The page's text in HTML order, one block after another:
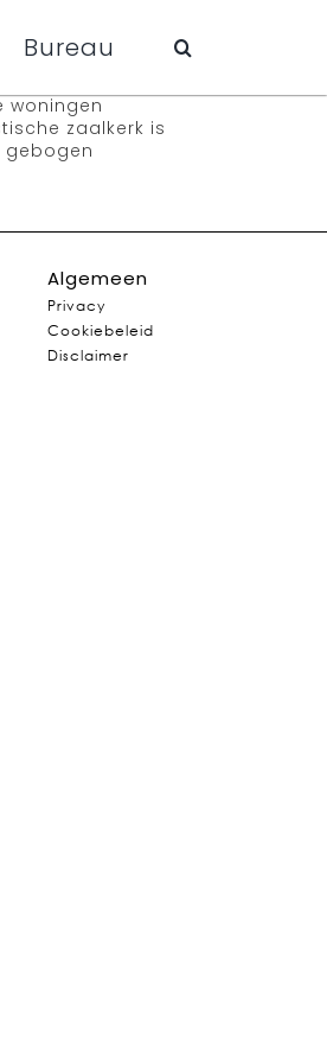
Bureau
woningen
zaalkerk is
gebogen
Algemeen
Privacy
Cookiebeleid
Disclaimer